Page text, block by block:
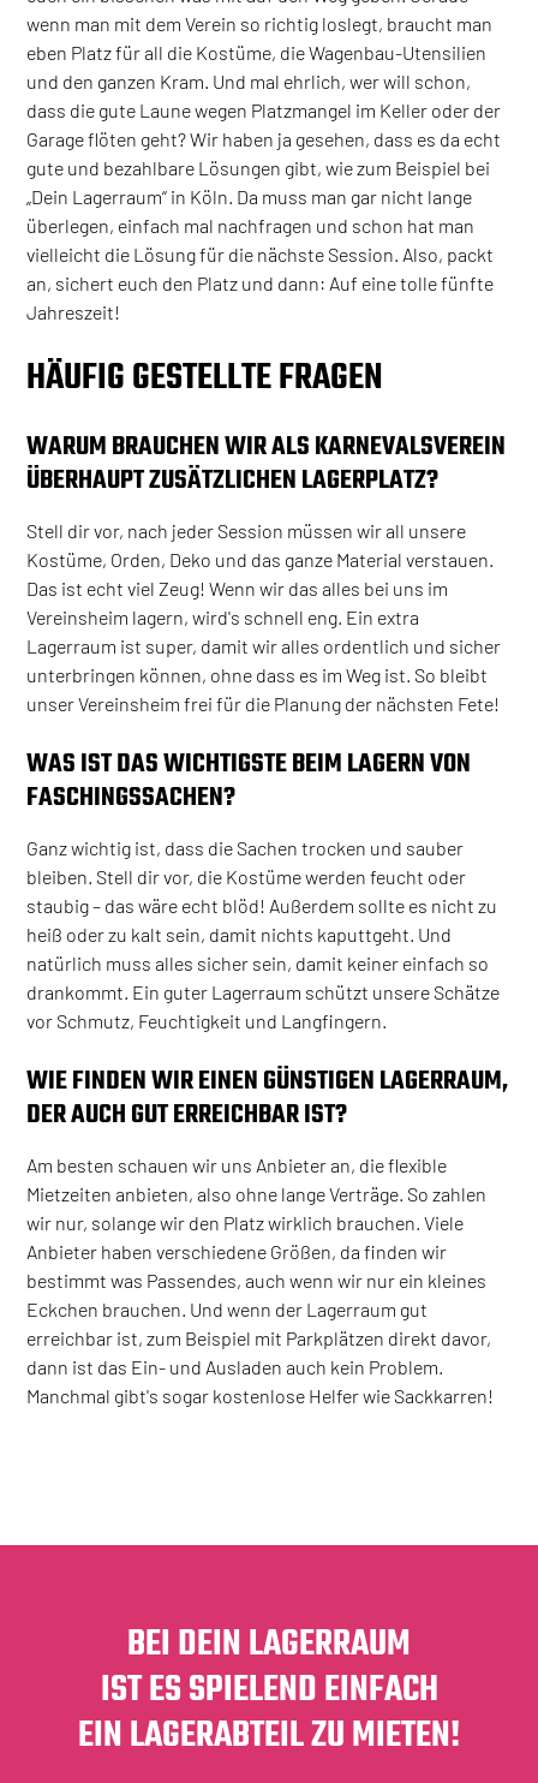
wenn man mit dem Verein so richtig loslegt, braucht man
eben Platz für all die Kostüme, die Wagenbau-Utensilien
und den ganzen Kram. Und mal ehrlich, wer will schon,
dass die gute Laune wegen Platzmangel im Keller oder der
Garage flöten geht? Wir haben ja gesehen, dass es da echt
gute und bezahlbare Lösungen gibt, wie zum Beispiel bei
„Dein Lagerraum“ in Köln. Da muss man gar nicht lange
überlegen, einfach mal nachfragen und schon hat man
vielleicht die Lösung für die nächste Session. Also, packt
an, sichert euch den Platz und dann: Auf eine tolle fünfte
Jahreszeit!
HÄUFIG GESTELLTE FRAGEN
WARUM BRAUCHEN WIR ALS KARNEVALSVEREIN
ÜBERHAUPT ZUSÄTZLICHEN LAGERPLATZ?
Stell dir vor, nach jeder Session müssen wir all unsere
Kostüme, Orden, Deko und das ganze Material verstauen.
Das ist echt viel Zeug! Wenn wir das alles bei uns im
Vereinsheim lagern, wird's schnell eng. Ein extra
Lagerraum ist super, damit wir alles ordentlich und sicher
unterbringen können, ohne dass es im Weg ist. So bleibt
unser Vereinsheim frei für die Planung der nächsten Fete!
WAS IST DAS WICHTIGSTE BEIM LAGERN VON
FASCHINGSSACHEN?
Ganz wichtig ist, dass die Sachen trocken und sauber
bleiben. Stell dir vor, die Kostüme werden feucht oder
staubig – das wäre echt blöd! Außerdem sollte es nicht zu
heiß oder zu kalt sein, damit nichts kaputtgeht. Und
natürlich muss alles sicher sein, damit keiner einfach so
drankommt. Ein guter Lagerraum schützt unsere Schätze
vor Schmutz, Feuchtigkeit und Langfingern.
WIE FINDEN WIR EINEN GÜNSTIGEN LAGERRAUM,
DER AUCH GUT ERREICHBAR IST?
Am besten schauen wir uns Anbieter an, die flexible
Mietzeiten anbieten, also ohne lange Verträge. So zahlen
wir nur, solange wir den Platz wirklich brauchen. Viele
Anbieter haben verschiedene Größen, da finden wir
bestimmt was Passendes, auch wenn wir nur ein kleines
Eckchen brauchen. Und wenn der Lagerraum gut
erreichbar ist, zum Beispiel mit Parkplätzen direkt davor,
dann ist das Ein- und Ausladen auch kein Problem.
Manchmal gibt's sogar kostenlose Helfer wie Sackkarren!
BEI DEIN LAGERRAUM
IST ES SPIELEND EINFACH
EIN LAGERABTEIL ZU MIETEN!